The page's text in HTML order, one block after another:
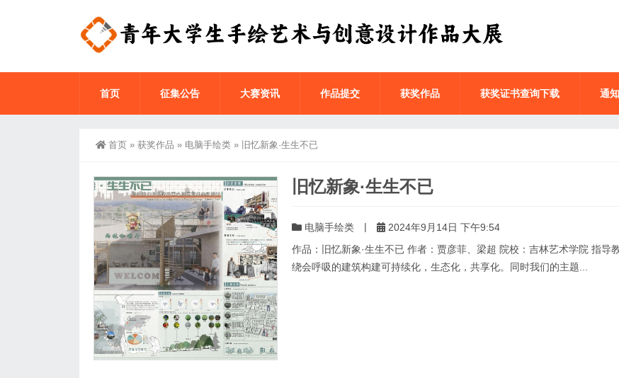
首页 征集公告 大赛资讯 作品提交 获奖作品 获奖证书查询下载 通
首页 » 获奖作品 » 电脑手绘类 » 旧忆新象·生生不已
旧忆新象·生生不已
电脑手绘类 |
2024年9月14日 下午9:54
作品：旧忆新象·生生不已 作者：贾彦菲、梁超 院校：吉林艺术学院 指导
绕会呼吸的建筑构建可持续化，生态化，共享化。同时我们的主题...